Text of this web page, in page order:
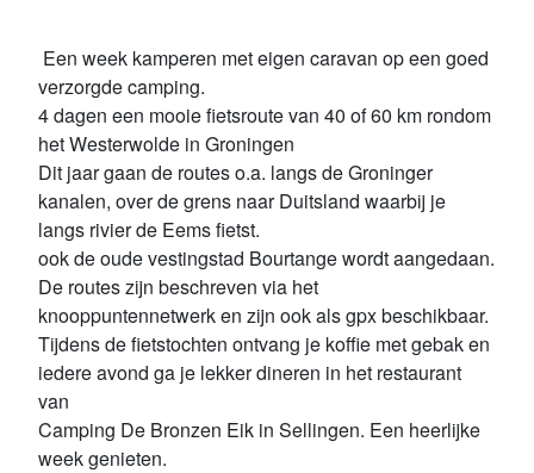
Een week kamperen met eigen caravan op een goed
verzorgde camping.
4 dagen een mooie fietsroute van 40 of 60 km rondom
het Westerwolde in Groningen
Dit jaar gaan de routes o.a. langs de Groninger
kanalen, over de grens naar Duitsland waarbij je
langs rivier de Eems fietst.
ook de oude vestingstad Bourtange wordt aangedaan.
De routes zijn beschreven via het
knooppuntennetwerk en zijn ook als gpx beschikbaar.
Tijdens de fietstochten ontvang je koffie met gebak en
iedere avond ga je lekker dineren in het restaurant
van
Camping De Bronzen Eik in Sellingen. Een heerlijke
week genieten.